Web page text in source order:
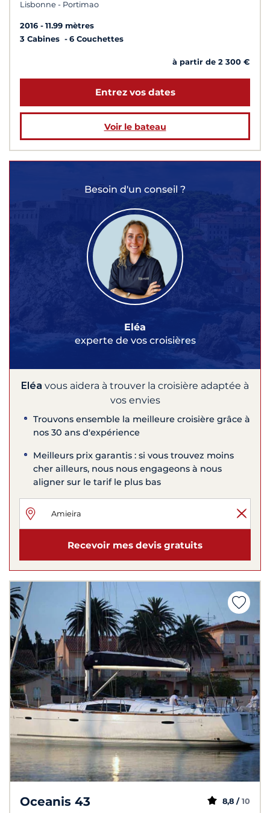
Lisbonne - Portimao
2016
11.99 mètres
3 Cabines
6 Couchettes
à partir de 2 300 €
Entrez vos dates
Voir le bateau
Besoin d'un conseil ?
Eléa
experte de vos croisières
Eléa vous aidera à trouver la croisière adaptée à
vos envies
Trouvons ensemble la meilleure croisière grâce à
nos 30 ans d'expérience
Meilleurs prix garantis : si vous trouvez moins
cher ailleurs, nous nous engageons à nous
aligner sur le tarif le plus bas
Recevoir mes devis gratuits
Oceanis 43 8,8 / 10